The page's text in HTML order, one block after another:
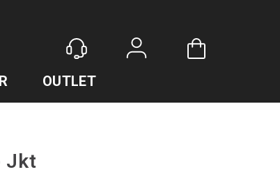
OUTLET
Jkt